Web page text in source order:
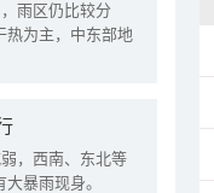
雨区仍比较分
热为主，中东部地
，西南、东北等
暴雨现身。